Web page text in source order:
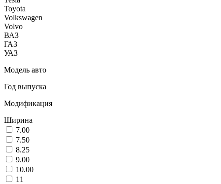
Toyota
Volkswagen
Volvo
ВАЗ
ГАЗ
УАЗ
Модель авто
Год выпуска
Модификация
Ширина
7.00
7.50
8.25
9.00
10.00
11